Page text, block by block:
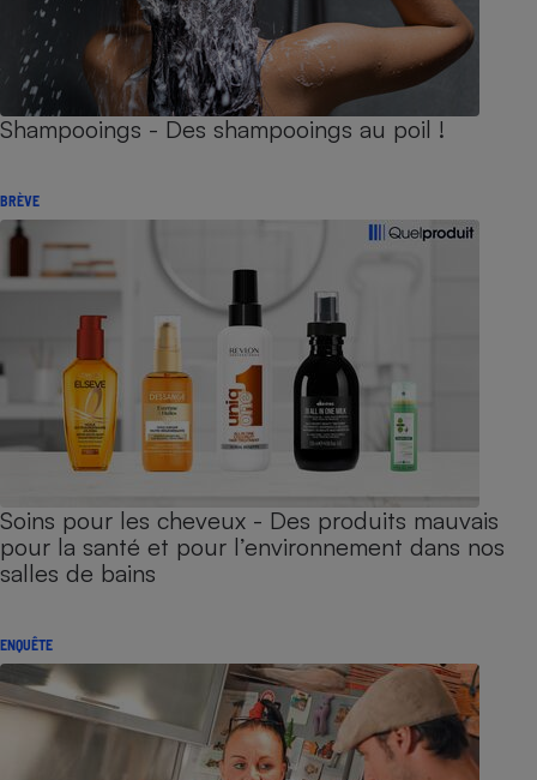
Shampooings - Des shampooings au poil !
BRÈVE
Soins pour les cheveux - Des produits mauvais
pour la santé et pour l’environnement dans nos
salles de bains
ENQUÊTE